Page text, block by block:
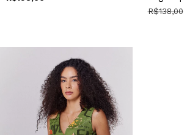
R$138,00